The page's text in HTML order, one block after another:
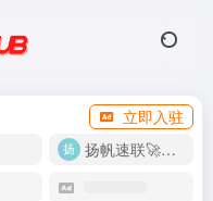
立即入驻
扬帆速联🚀很快